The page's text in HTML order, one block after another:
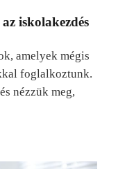
iskolakezdés
amelyek mégis
foglalkoztunk.
nézzük meg,